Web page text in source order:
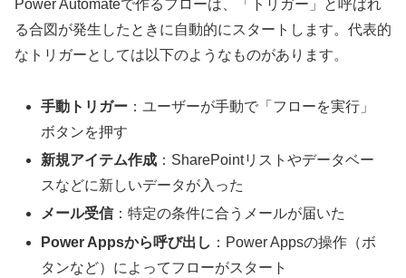
Power Automateで作るフローは、「トリガー」と呼ばれ
る合図が発生したときに自動的にスタートします。代表的
なトリガーとしては以下のようなものがあります。
手動トリガー ：ユーザーが手動で「フローを実行」
ボタンを押す
新規アイテム作成 ：SharePointリストやデータベー
スなどに新しいデータが入った
メール受信：特定の条件に合うメールが届いた
Power Appsから呼び出し ：Power Appsの操作（ボ
タンなど）によってフローがスタート